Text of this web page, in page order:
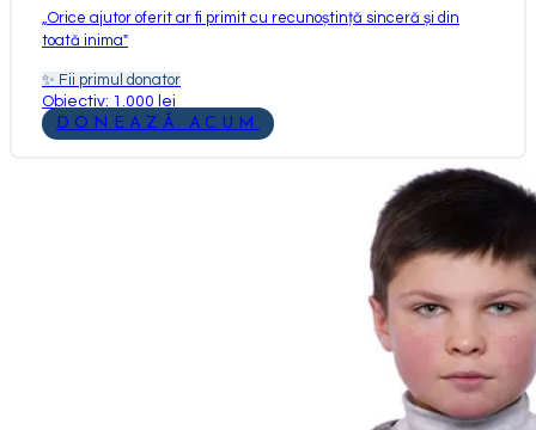
Orice ajutor oferit ar fi primit cu recunoștință sinceră și din
toată inima"
✨ Fii primul donator
Obiectiv: 1.000 lei
DONEAZĂ ACUM